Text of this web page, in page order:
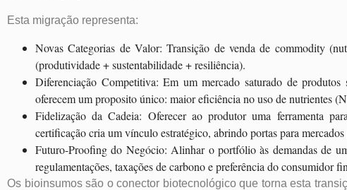
Esta migração representa:
Novas Categorias de Valor: Transição de venda de commodity
(produtividade + sustentabilidade + resiliência).
Diferenciação Competitiva: Em um mercado saturado de produtos
oferecem um proposito único: maior eficiência no uso de nutrientes
Fidelização da Cadeia: Oferecer ao produtor uma ferramenta
certificação cria um vínculo estratégico, abrindo portas para
Futuro-Proofing do Negócio: Alinhar o portfólio às demandas de
regulamentações, taxações de carbono e preferência do consumidor
Os bioinsumos são o conector biotecnológico que torna esta